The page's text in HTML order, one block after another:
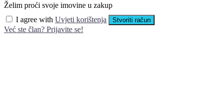
Želim proći svoje imovine u zakup
I agree with Uvjeti korištenja Stvoriti račun
Već ste član? Prijavite se!